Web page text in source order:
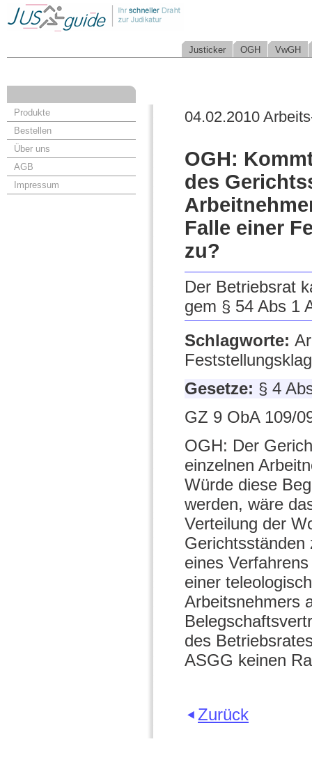
Justicker OGH VwGH
Produkte
Bestellen
Über uns
AGB
Impressum
04.02.2010
OGH:
des
Falle einer
zu?
Der Betriebsrat
gem § 54 Abs 1
Schlagworte:
Gesetze: § 4
GZ 9 ObA 109/
OGH: Der
einzelnen
Würde diese
werden, wäre
Verteilung der
Gerichtsständen
eines
einer
Arbeitsnehmers
des
ASGG keinen
Zurück